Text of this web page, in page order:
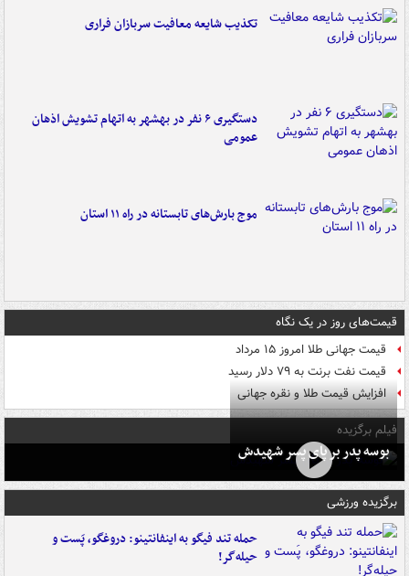
تکذیب شایعه معافیت سربازان فراری
دستگیری ۶ نفر در بهشهر به اتهام تشویش اذهان
عمومی
موج بارش‌های تابستانه در راه ۱۱ استان
قیمت‌های روز در یک نگاه
قیمت جهانی طلا امروز ۱۵ مرداد
قیمت نفت برنت به ۷۹ دلار رسید
افزایش قیمت طلا و نقره جهانی
فیلم برگزیده
بوسه‌ پدر بر پای پسر شهیدش
برگزیده ورزشی
حمله تند فیگو به اینفانتینو: دروغگو، پَست‌ و
حیله‌گر!